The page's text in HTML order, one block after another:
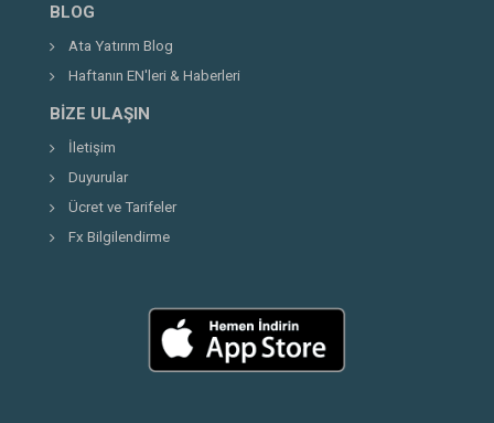
BLOG
Ata Yatırım Blog
Haftanın EN'leri & Haberleri
BIZE ULAŞIN
İletişim
Duyurular
Ücret ve Tarifeler
Fx Bilgilendirme